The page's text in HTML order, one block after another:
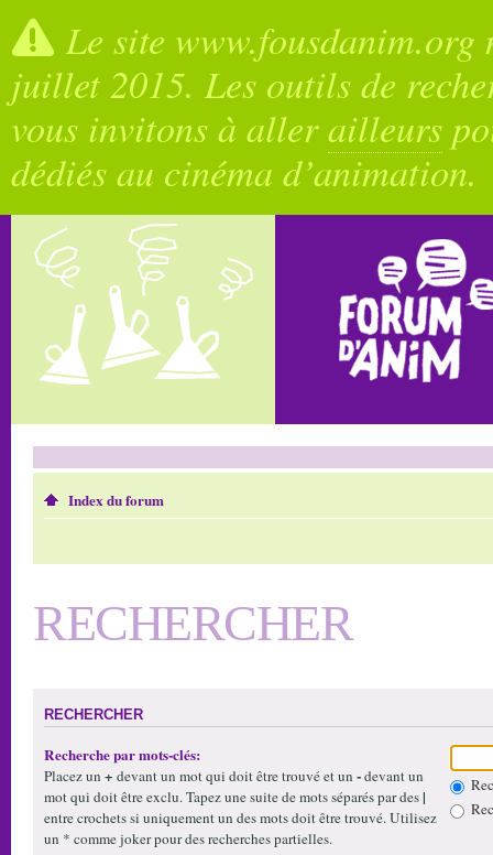
Le site
juillet 2015. Les outils de
vous invitons à allerailleurs
dédiés au cinéma d’animation.
Index du forum
RECHERCHER
RECHERCHER
Recherche par mots-clés:
Placez un + devant un mot qui doit être trouvé et un -devant un
mot qui doit être exclu. Tapez une suite de mots séparés par des|
entre crochets si uniquement un des mots doit être trouvé. Utilisez
un * comme joker pour des recherches partielles.